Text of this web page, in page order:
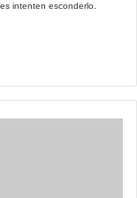
intenten esconderlo.